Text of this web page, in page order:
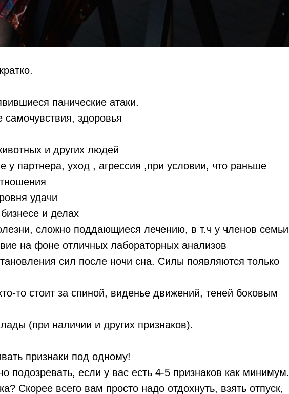
панические атаки.
самочувствия, здоровья
и других людей
у партнера, уход , агрессия ,при условии, что раньше
удачи
и делах
сложно поддающиеся лечению, в т.ч у членов семьи
на фоне отличных лабораторных анализов
сил после ночи сна. Силы появляются только
то стоит за спиной, виденье движений, теней боковым
(при наличии и других признаков).
признаки под одному!
подозревать, если у вас есть 4-5 признаков как минимум.
Скорее всего вам просто надо отдохнуть, взять отпуск,